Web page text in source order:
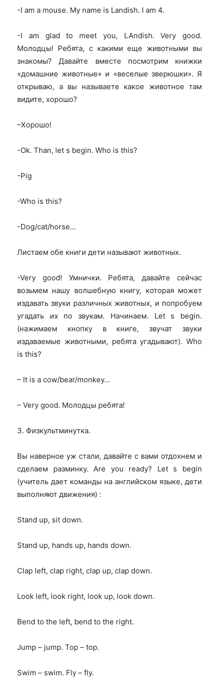
-I am a mouse. My name is Landish. I am 4.
-I am glad to meet you, LAndish.Very good.
Молодцы! Ребята, с какими еще животными вы
знакомы? Давайте вместе посмотрим книжки
«домашние животные» и «веселые зверюшки». Я
открываю, а вы называете какое животное там
видите, хорошо?
–Хорошо!
-Ok. Than, let s begin. Who is this?
-Pig
-Who is this?
-Dog/cat/horse…
Листаем обе книги дети называют животных.
-Very good! Умнички. Ребята, давайте сейчас
возьмем нашу волшебную книгу, которая может
издавать звуки различных животных, и попробуем
угадать их по звукам. Начинаем. Let s begin.
(нажимаем кнопку в книге, звучат звуки
издаваемые животными, ребята угадывают). Who
is this?
– It is a cow/bear/monkey…
– Very good. Молодцы ребята!
3. Физкультминутка.
Вы наверное уж стали, давайте с вами отдохнем и
сделаем разминку. Are you ready? Let s begin
(учитель дает команды на английском языке, дети
выполняют движения) :
Stand up, sit down.
Stand up, hands up, hands down.
Clap left, clap right, clap up, clap down.
Look left, look right, look up, look down.
Bend to the left, bend to the right.
Jump – jump. Top – top.
Swim – swim. Fly – fly.